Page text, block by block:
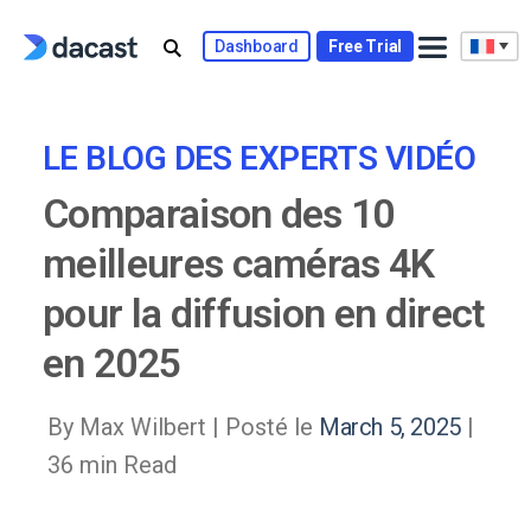
Dashboard Free Trial
LE BLOG DES EXPERTS VIDÉO
Comparaison des 10
meilleures caméras 4K
pour la diffusion en direct
en 2025
By Max Wilbert | Posté le March 5, 2025|
36 min Read